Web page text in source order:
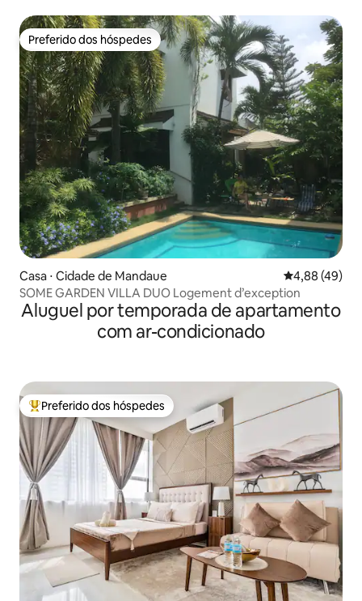
Preferido dos hóspedes
Preferido dos hóspedes
Casa ⋅ Cidade de Mandaue 4,88 de uma
4,88 (49)
SOME GARDEN VILLA DUO Logement d’exception
Aluguel por temporada de apartamento
com ar-condicionado
Entre os melhores preferidos dos hóspedes
Preferido dos hóspedes